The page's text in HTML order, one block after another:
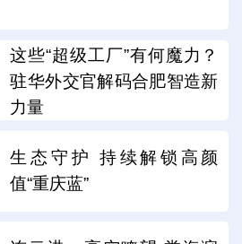
这些“超级工厂”有何魔力？
驻华外交官解码合肥智造新
力量
生态守护 持续解锁高颜
值“重庆蓝”